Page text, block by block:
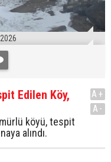
Edilen Köy,
köyü, tespit
alındı.
A+
A-